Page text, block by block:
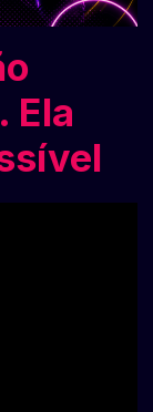
Ela